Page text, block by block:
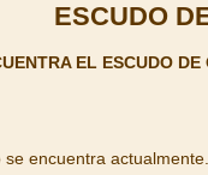
ESCUDO
EL ESCUDO DE
encuentra